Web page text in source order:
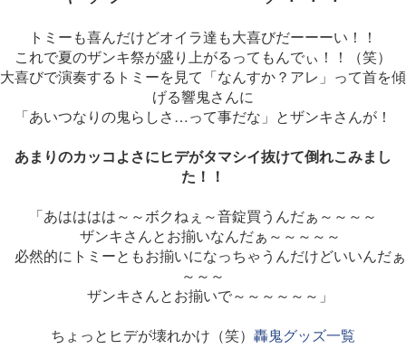
トミーも喜んだけどオイラ達も大喜びだーーーい！！
これで夏のザンキ祭が盛り上がるってもんでぃ！！（笑）
大喜びで演奏するトミーを見て「なんすか？アレ」って首を傾
げる響鬼さんに
「あいつなりの鬼らしさ…って事だな」とザンキさんが！
あまりのカッコよさにヒデがタマシイ抜けて倒れこみまし
た！！
「あはははは～～ボクねぇ～音錠買うんだぁ～～～～
ザンキさんとお揃いなんだぁ～～～～～
必然的にトミーともお揃いになっちゃうんだけどいいんだぁ
～～～
ザンキさんとお揃いで～～～～～～」
ちょっとヒデが壊れかけ（笑） 轟鬼グッズ一覧